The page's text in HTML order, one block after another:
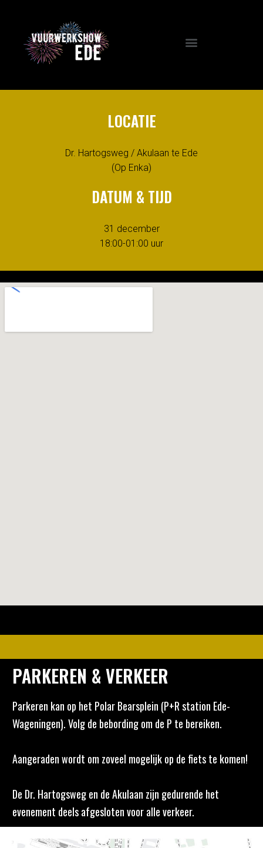
LOCATIE
Dr. Hartogsweg / Akulaan te Ede
(Op Enka)
DATUM & TIJD
31 december
18:00-01:00 uur
PARKEREN & VERKEER
Parkeren kan op het Polar Bearsplein (P+R station Ede-
Wageningen). Volg de bebording om de P te bereiken.
Aangeraden wordt om zoveel mogelijk op de fiets te komen!
De Dr. Hartogsweg en de Akulaan zijn gedurende het
evenement deels afgesloten voor alle verkeer.